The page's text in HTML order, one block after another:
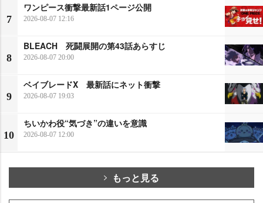
7
ワンピース衝撃最新話1ページ公開
2026-08-07 12:16
8
BLEACH 死闘展開の第43話あらすじ
2026-08-07 20:00
9
ベイブレードX 最新話にネット衝撃
2026-08-07 19:03
10
ちいかわ役“気づき”の違いを意識
2026-08-07 12:00
もっと見る